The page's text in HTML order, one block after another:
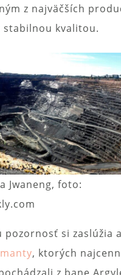
z najväčších
stabilnou kvalitou.
Jwaneng, foto:
pozornosť si zaslúžia
, ktorých